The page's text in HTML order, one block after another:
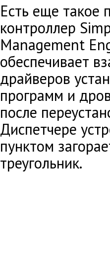
Есть еще такое
контроллер
Management
обеспечивает
драйверов
программ и
после
Диспетчере
пунктом
треугольник.